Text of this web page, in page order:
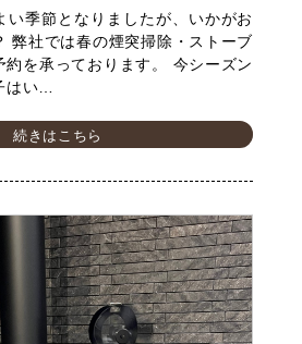
い季節となりましたが、いかがお
弊社では春の煙突掃除・ストーブ
約を承っております。 今シーズン
はい…
続きはこちら